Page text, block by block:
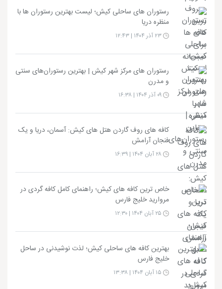
رستوران های ساحلی کیش؛ لیست بهترین رستوران ها با
منظره دریا
رستوران های مرکز شهر کیش | بهترین رستوران‌های سنتی
و مدرن
کافه های روف گاردن هتل های کیش: آسمان، دریا و یک
فنجان آرامش
خاص ترین کافه های کیش؛ راهنمای کامل کافه گردی در
مروارید خلیج فارس
بهترین کافه های ساحلی کیش؛ لذت نوشیدنی در ساحل
خلیج فارس